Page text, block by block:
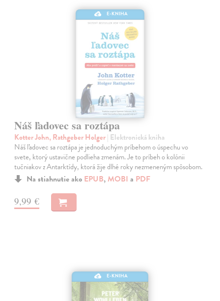
E-KNIHA
Náš ľadovec sa roztápa
Kotter John, Rathgeber Holger| Elektronická kniha
Náš ľadovec sa roztápa je jednoduchým príbehom o úspechu vo
svete, ktorý ustavične podlieha zmenám. Je to príbeh o kolónii
tučniakov z Antarktídy, ktorá žije dlhé roky nezmeneným spôsobom.
Na stiahnutie ako EPUB, MOBI a PDF
9,99 €
E-KNIHA